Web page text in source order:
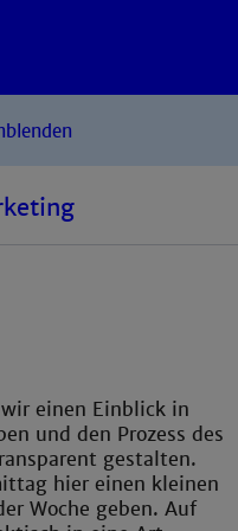
einen Einblick in
und den Prozess des
gestalten.
hier einen kleinen
Woche geben. Auf